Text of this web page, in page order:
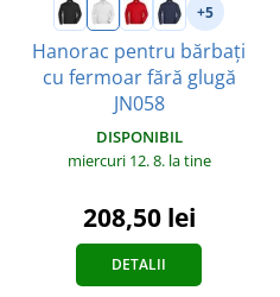
+5
Hanorac pentru bărbați
cu fermoar fără glugă
JN058
DISPONIBIL
miercuri 12. 8. la tine
208,50 lei
DETALII